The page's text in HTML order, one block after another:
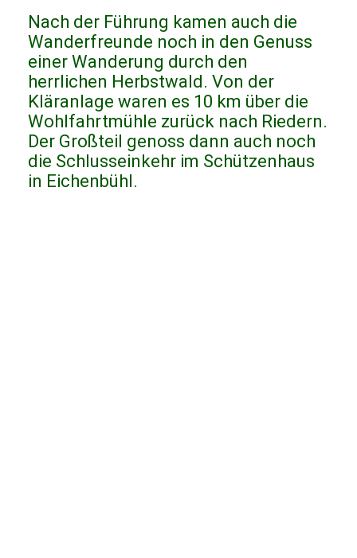
Nach der Führung kamen auch die
Wanderfreunde noch in den Genuss
einer Wanderung durch den
herrlichen Herbstwald. Von der
Kläranlage waren es 10 km über die
Wohlfahrtmühle zurück nach Riedern.
Der Großteil genoss dann auch noch
die Schlusseinkehr im Schützenhaus
in Eichenbühl.